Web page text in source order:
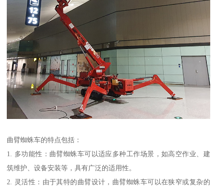
曲臂蜘蛛车的特点包括：
1. 多功能性：曲臂蜘蛛车可以适应多种工作场景，如高空作业、建
筑维护、设备安装等，具有广泛的适用性。
2. 灵活性：由于其特的曲臂设计，曲臂蜘蛛车可以在狭窄或复杂的